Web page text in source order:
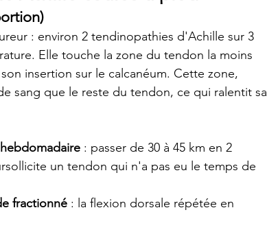
: environ 2 tendinopathies d'Achille sur 3
Elle touche la zone du tendon la moins
insertion sur le calcanéum. Cette zone,
sang que le reste du tendon, ce qui ralentit sa
: passer de 30 à 45 km en 2
un tendon qui n'a pas eu le temps de
fractionné : la flexion dorsale répétée en